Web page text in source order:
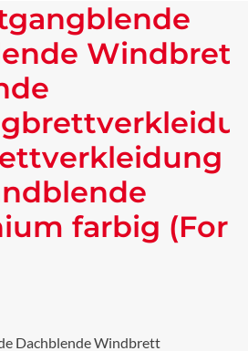
Windbrett
farbig